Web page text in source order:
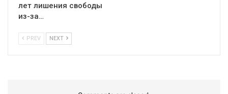
лет лишения свободы
из-за…
PREV NEXT